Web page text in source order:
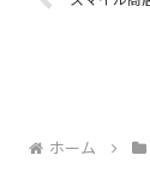
ホーム